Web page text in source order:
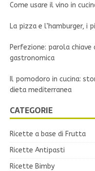
Come usare il vino in
La pizza e l’hamburger,
Perfezione: parola
gastronomica
Il pomodoro in cucina:
dieta mediterranea
CATEGORIE
Ricette a base di Frutta
Ricette Antipasti
Ricette Bimby